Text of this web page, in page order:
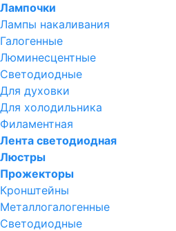
Лампочки
Лампы накаливания
Галогенные
Люминесцентные
Светодиодные
Для духовки
Для холодильника
Филаментная
Лента светодиодная
Люстры
Прожекторы
Кронштейны
Металлогалогенные
Светодиодные